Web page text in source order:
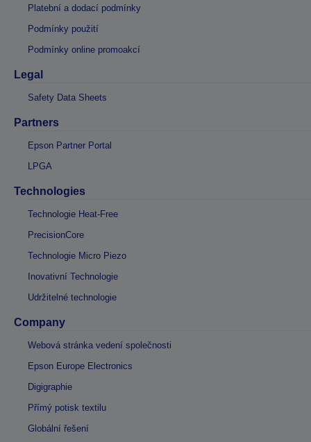
Platební a dodací podmínky
Podmínky použití
Podmínky online promoakcí
Legal
Safety Data Sheets
Partners
Epson Partner Portal
LPGA
Technologies
Technologie Heat-Free
PrecisionCore
Technologie Micro Piezo
Inovativní Technologie
Udržitelné technologie
Company
Webová stránka vedení společnosti
Epson Europe Electronics
Digigraphie
Přímý potisk textilu
Globální řešení